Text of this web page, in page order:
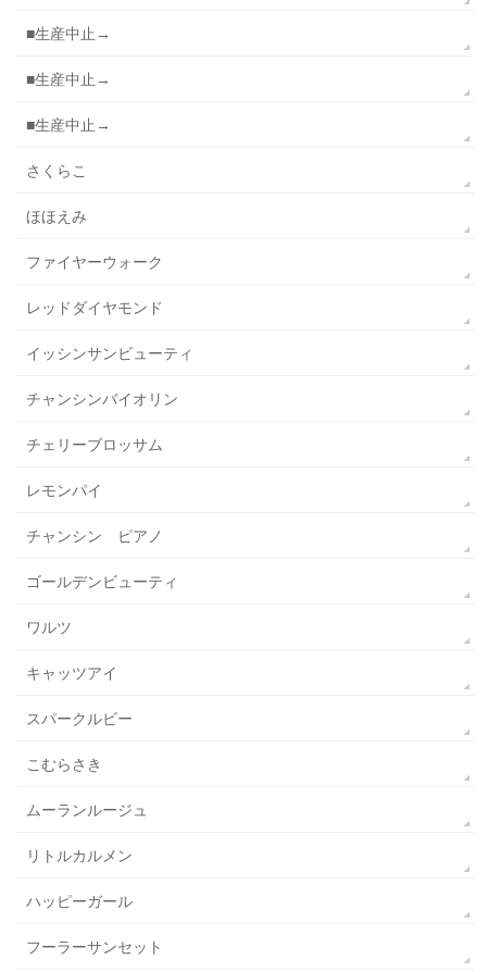
■生産中止→
■生産中止→
■生産中止→
さくらこ
ほほえみ
ファイヤーウォーク
レッドダイヤモンド
イッシンサンビューティ
チャンシンバイオリン
チェリーブロッサム
レモンパイ
チャンシン ピアノ
ゴールデンビューティ
ワルツ
キャッツアイ
スパークルビー
こむらさき
ムーランルージュ
リトルカルメン
ハッピーガール
フーラーサンセット